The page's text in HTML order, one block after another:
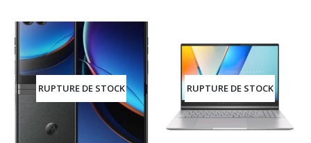
RUPTURE DE STOCK RUPTURE DE STOCK